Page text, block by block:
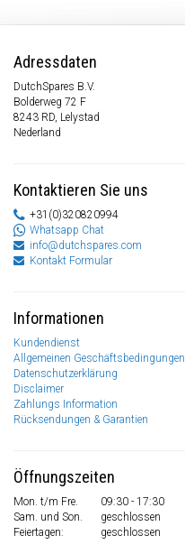
Adressdaten
DutchSpares B.V.
Bolderweg 72 F
8243 RD, Lelystad
Nederland
Kontaktieren Sie uns
+31(0)320820994
Whatsapp Chat
info@dutchspares.com
Kontakt Formular
Informationen
Kundendienst
Allgemeinen Geschäftsbedingungen
Datenschutzerklärung
Disclaimer
Zahlungs Information
Rücksendungen & Garantien
Öffnungszeiten
Mon. t/m Fre.
09:30 - 17:30
Sam. und Son.
geschlossen
Feiertagen:
geschlossen